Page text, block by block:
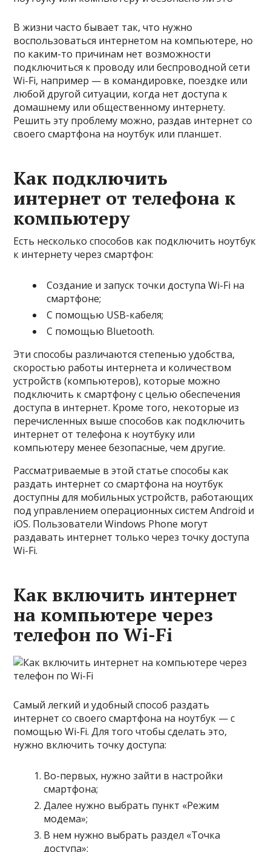
В жизни часто бывает так, что нужно
воспользоваться интернетом на компьютере, но
по каким-то причинам нет возможности
подключиться к проводу или беспроводной сети
Wi-Fi, например — в командировке, поездке или
любой другой ситуации, когда нет доступа к
домашнему или общественному интернету.
Решить эту проблему можно, раздав интернет со
своего смартфона на ноутбук или планшет.
Как подключить
интернет от телефона к
компьютеру
Есть несколько способов как подключить ноутбук
к интернету через смартфон:
Создание и запуск точки доступа Wi-Fi на
смартфоне;
С помощью USB-кабеля;
С помощью Bluetooth.
Эти способы различаются степенью удобства,
скоростью работы интернета и количеством
устройств (компьютеров), которые можно
подключить к смартфону с целью обеспечения
доступа в интернет. Кроме того, некоторые из
перечисленных выше способов как подключить
интернет от телефона к ноутбуку или
компьютеру менее безопасные, чем другие.
Рассматриваемые в этой статье способы как
раздать интернет со смартфона на ноутбук
доступны для мобильных устройств, работающих
под управлением операционных систем Android и
iOS. Пользователи Windows Phone могут
раздавать интернет только через точку доступа
Wi-Fi.
Как включить интернет
на компьютере через
телефон по Wi-Fi
Самый легкий и удобный способ раздать
интернет со своего смартфона на ноутбук — с
помощью Wi-Fi. Для того чтобы сделать это,
нужно включить точку доступа:
Во-первых, нужно зайти в настройки
смартфона;
Далее нужно выбрать пункт «Режим
модема»;
В нем нужно выбрать раздел «Точка
доступа»;